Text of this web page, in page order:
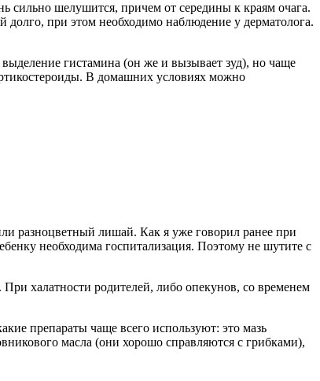
сильно шелушится, причем от середины к краям очага.
долго, при этом необходимо наблюдение у дерматолога.
гистамина (он же и вызывает зуд), но чаще
В домашних условиях можно
разноцветный лишай. Как я уже говорил ранее при
необходима госпитализация. Поэтому не шутите с
халатности родителей, либо опекунов, со временем
препараты чаще всего используют: это мазь
масла (они хорошо справляются с грибками),